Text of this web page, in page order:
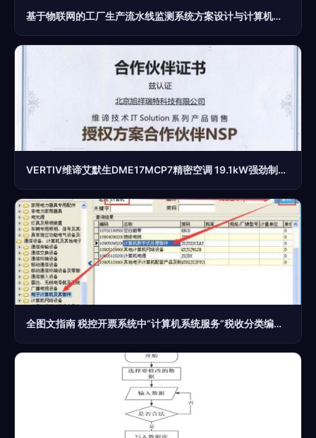
基于物联网的工厂生产流水线监测系统方案设计与计算机系统服务
VERTIV维谛艾默生DME17MCP7精密空调 19.1kW强劲制冷，打造高效稳定的机房环境
全图文指南 税控开票系统中“计算机系统服务”税收分类编码操作手册